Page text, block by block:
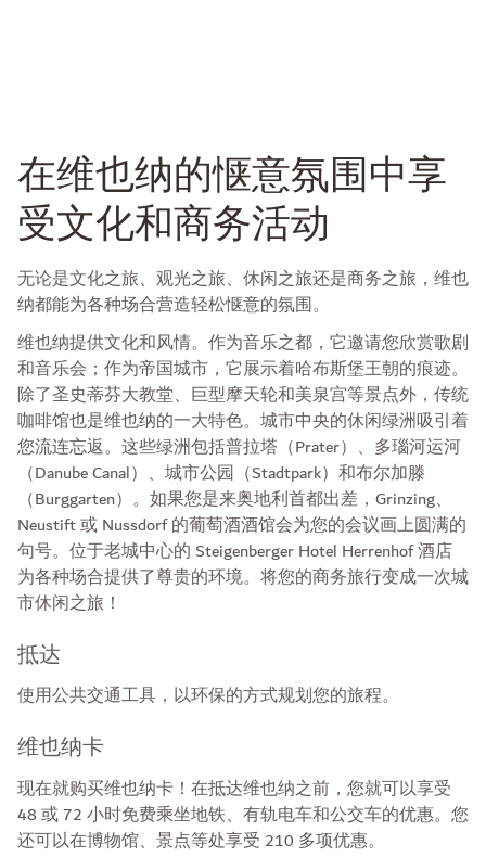
在维也纳的惬意氛围中享
受文化和商务活动
无论是文化之旅、观光之旅、休闲之旅还是商务之旅，维也
纳都能为各种场合营造轻松惬意的氛围。
维也纳提供文化和风情。作为音乐之都，它邀请您欣赏歌剧
和音乐会；作为帝国城市，它展示着哈布斯堡王朝的痕迹。
除了圣史蒂芬大教堂、巨型摩天轮和美泉宫等景点外，传统
咖啡馆也是维也纳的一大特色。城市中央的休闲绿洲吸引着
您流连忘返。这些绿洲包括普拉塔（Prater）、多瑙河运河
（Danube Canal）、城市公园（Stadtpark）和布尔加滕
（Burggarten）。如果您是来奥地利首都出差，Grinzing、
Neustift 或 Nussdorf 的葡萄酒酒馆会为您的会议画上圆满的
句号。位于老城中心的 Steigenberger Hotel Herrenhof 酒店
为各种场合提供了尊贵的环境。将您的商务旅行变成一次城
市休闲之旅！
抵达
使用公共交通工具，以环保的方式规划您的旅程。
维也纳卡
现在就购买维也纳卡！在抵达维也纳之前，您就可以享受
48 或 72 小时免费乘坐地铁、有轨电车和公交车的优惠。您
还可以在博物馆、景点等处享受 210 多项优惠。